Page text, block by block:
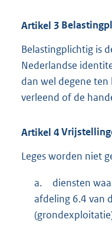
Artikel 3
Belastingplichtig is
Nederlandse
dan wel degene ten
verleend of de
Artikel 4
Leges worden niet
a.
diensten
afdeling 6.4 van